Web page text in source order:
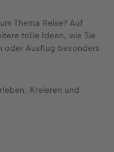
Thema Reise? Auf
tolle Ideen, wie Sie
oder Ausflug besonders
Kreieren und